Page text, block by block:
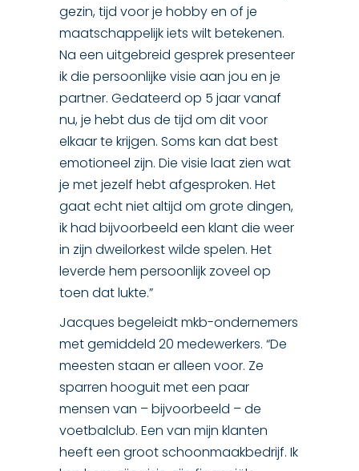
gezin, tijd voor je hobby en of je
maatschappelijk iets wilt betekenen.
Na een uitgebreid gesprek presenteer
ik die persoonlijke visie aan jou en je
partner. Gedateerd op 5 jaar vanaf
nu, je hebt dus de tijd om dit voor
elkaar te krijgen. Soms kan dat best
emotioneel zijn. Die visie laat zien wat
je met jezelf hebt afgesproken. Het
gaat echt niet altijd om grote dingen,
ik had bijvoorbeeld een klant die weer
in zijn dweilorkest wilde spelen. Het
leverde hem persoonlijk zoveel op
toen dat lukte.”
Jacques begeleidt mkb-ondernemers
met gemiddeld 20 medewerkers. “De
meesten staan er alleen voor. Ze
sparren hooguit met een paar
mensen van – bijvoorbeeld – de
voetbalclub. Een van mijn klanten
heeft een groot schoonmaakbedrijf. Ik